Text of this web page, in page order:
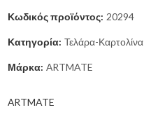
Κωδικός προϊόντος: 20294
Κατηγορία: Τελάρα-Καρτολίνα
Μάρκα: ΑRTMATE
ΑRTMATE